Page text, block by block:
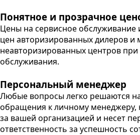
Понятное и прозрачное
Цены на сервисное обслуживание
цен авторизированных дилеров и
неавторизированных центров при
обслуживания.
Персональный менеджер
Любые вопросы легко решаются
обращения к личному менеджеру,
за вашей организацией и несет
ответственность за успешность